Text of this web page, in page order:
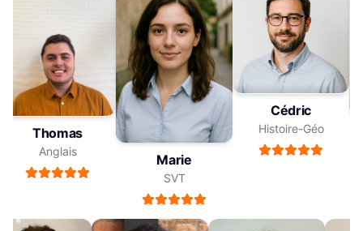
Thomas
Anglais
Marie
SVT
Cédric
Histoire-Géo